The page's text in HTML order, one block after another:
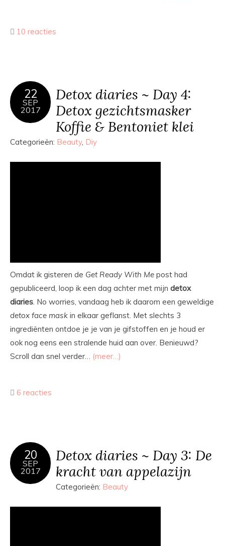
10 reacties
22
SEP
2017
Detox diaries ~ Day 4:
Detox gezichtsmasker
Koffie & Bentoniet klei
Categorieën: Beauty, Diy
Omdat ik gisteren de Get Ready With Me post had
gepubliceerd, loop ik een dag achter met mijn detox
diaries. No worries, vandaag heb ik daarom een geweldige
detox face mask in elkaar geflanst. Met slechts 3
ingrediënten ontdoe je je van je gifstoffen en je houd er
ook nog eens een stralende huid aan over. Benieuwd?
Scroll dan snel verder… (meer…)
6 reacties
20
SEP
2017
Detox diaries ~ Day 3: De
kracht van appelazijn
Categorieën: Beauty